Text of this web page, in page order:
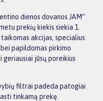
dienos dovanos JAM“
prekių kiekis siekia 1.
akcijas, specialius
papildomas pirkimo
jūsų poreikius
filtrai padeda patogiai
tinkamą prekę.